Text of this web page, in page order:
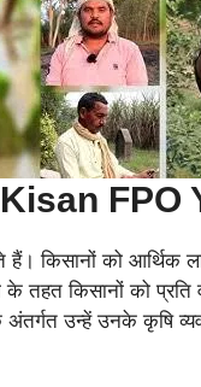
Kisan FPO
किसानों को आर्थिक
तहत किसानों को प्रति
उन्हें उनके कृषि